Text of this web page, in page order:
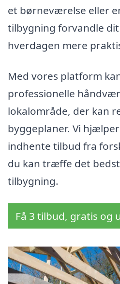
et børneværelse eller
tilbygning forvandle
hverdagen mere
Med vores platform
professionelle
lokalområde, der kan
byggeplaner. Vi
indhente tilbud fra
du kan træffe det
tilbygning.
Få 3 tilbud, gratis og